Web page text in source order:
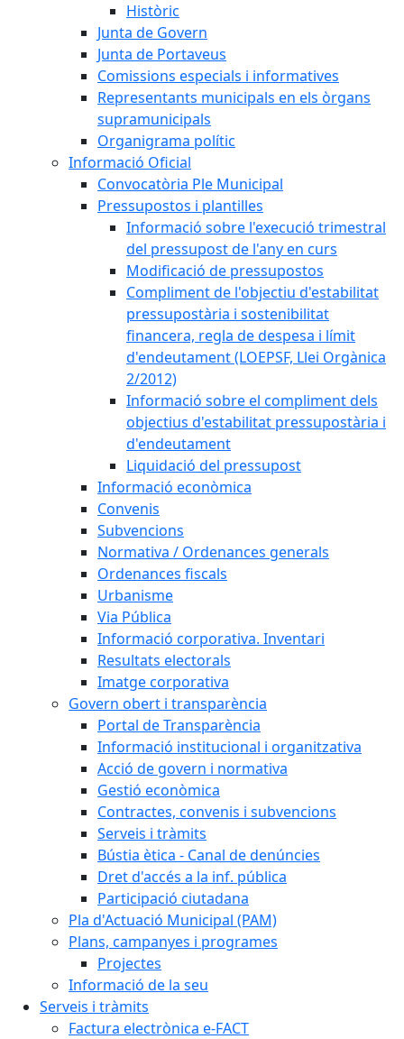
Històric
Junta de Govern
Junta de Portaveus
Comissions especials i informatives
Representants municipals en els òrgans
supramunicipals
Organigrama polític
Informació Oficial
Convocatòria Ple Municipal
Pressupostos i plantilles
Informació sobre l'execució trimestral
del pressupost de l'any en curs
Modificació de pressupostos
Compliment de l'objectiu d'estabilitat
pressupostària i sostenibilitat
financera, regla de despesa i límit
d'endeutament (LOEPSF, Llei Orgànica
2/2012)
Informació sobre el compliment dels
objectius d'estabilitat pressupostària i
d'endeutament
Liquidació del pressupost
Informació econòmica
Convenis
Subvencions
Normativa / Ordenances generals
Ordenances fiscals
Urbanisme
Via Pública
Informació corporativa. Inventari
Resultats electorals
Imatge corporativa
Govern obert i transparència
Portal de Transparència
Informació institucional i organitzativa
Acció de govern i normativa
Gestió econòmica
Contractes, convenis i subvencions
Serveis i tràmits
Bústia ètica - Canal de denúncies
Dret d'accés a la inf. pública
Participació ciutadana
Pla d'Actuació Municipal (PAM)
Plans, campanyes i programes
Projectes
Informació de la seu
Serveis i tràmits
Factura electrònica e-FACT